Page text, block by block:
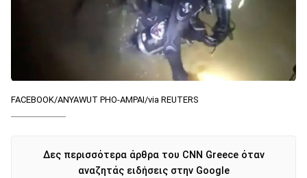
FACEBOOK/ANYAWUT PHO-AMPAI/via REUTERS
Δες περισσότερα άρθρα του CNN Greece όταν
αναζητάς ειδήσεις στην Google